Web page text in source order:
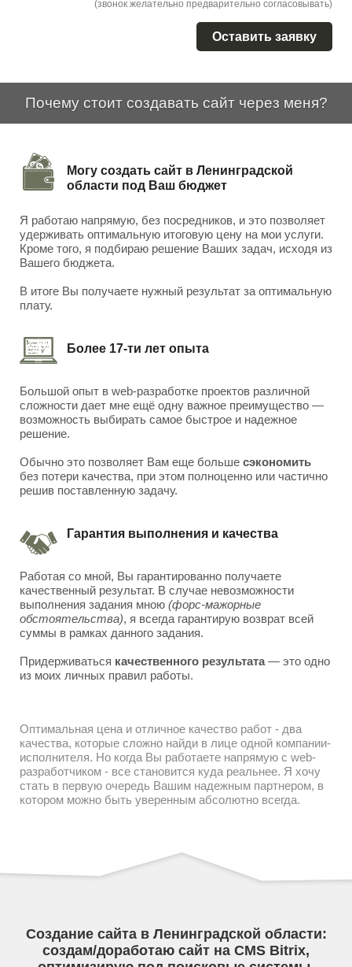
(звонок желательно предварительно согласовывать)
Оставить заявку
Почему стоит создавать сайт через меня?
Могу создать сайт в Ленинградской
области под Ваш бюджет
Я работаю напрямую, без посредников, и это позволяет
удерживать оптимальную итоговую цену на мои услуги.
Кроме того, я подбираю решение Ваших задач, исходя из
Вашего бюджета.
В итоге Вы получаете нужный результат за оптимальную
плату.
Более 17-ти лет опыта
Большой опыт в web-разработке проектов различной
сложности дает мне ещё одну важное преимущество —
возможность выбирать самое быстрое и надежное
решение.
Обычно это позволяет Вам еще больше сэкономить
без потери качества, при этом полноценно или частично
решив поставленную задачу.
Гарантия выполнения и качества
Работая со мной, Вы гарантированно получаете
качественный результат. В случае невозможности
выполнения задания мною (форс-мажорные
обстоятельства), я всегда гарантирую возврат всей
суммы в рамках данного задания.
Придерживаться качественного результата— это одно
из моих личных правил работы.
Оптимальная цена и отличное качество работ - два
качества, которые сложно найди в лице одной компании-
исполнителя. Но когда Вы работаете напрямую с web-
разработчиком - все становится куда реальнее. Я хочу
стать в первую очередь Вашим надежным партнером, в
котором можно быть уверенным абсолютно всегда.
Создание сайта в Ленинградской области:
создам/доработаю сайт на CMS Bitrix,